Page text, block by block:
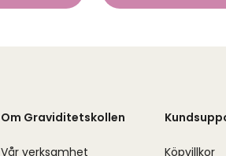
Om Graviditetskollen
Vår verksamhet Köpvillkor